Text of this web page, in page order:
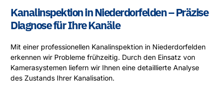
Kanalinspektion in Niederdorfelden – Präzise
Diagnose für Ihre Kanäle
Mit einer professionellen Kanalinspektion in Niederdorfelden
erkennen wir Probleme frühzeitig. Durch den Einsatz von
Kamerasystemen liefern wir Ihnen eine detaillierte Analyse
des Zustands Ihrer Kanalisation.